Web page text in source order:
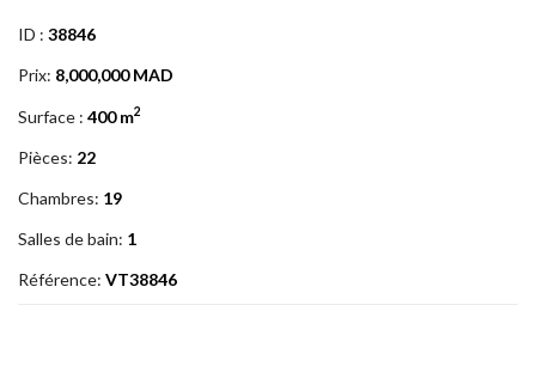
ID : 38846
Prix: 8,000,000 MAD
Surface : 400 m2
Pièces: 22
Chambres: 19
Salles de bain: 1
Référence: VT38846